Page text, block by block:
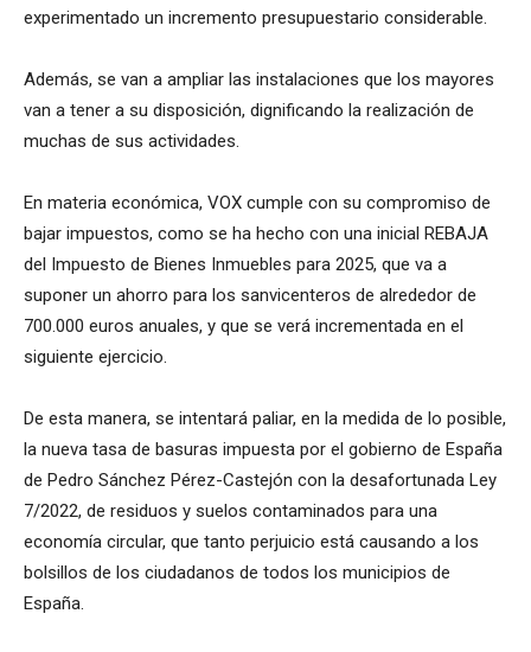
experimentado un incremento presupuestario considerable.
Además, se van a ampliar las instalaciones que los mayores
van a tener a su disposición, dignificando la realización de
muchas de sus actividades.
En materia económica, VOX cumple con su compromiso de
bajar impuestos, como se ha hecho con una inicial REBAJA
del Impuesto de Bienes Inmuebles para 2025, que va a
suponer un ahorro para los sanvicenteros de alrededor de
700.000 euros anuales, y que se verá incrementada en el
siguiente ejercicio.
De esta manera, se intentará paliar, en la medida de lo posible,
la nueva tasa de basuras impuesta por el gobierno de España
de Pedro Sánchez Pérez-Castejón con la desafortunada Ley
7/2022, de residuos y suelos contaminados para una
economía circular, que tanto perjuicio está causando a los
bolsillos de los ciudadanos de todos los municipios de
España.